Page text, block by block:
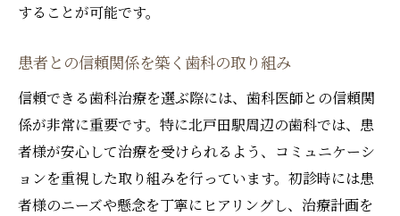
することが可能です。
患者との信頼関係を築く歯科の取り組み
信頼できる歯科治療を選ぶ際には、歯科医師との信頼関
係が非常に重要です。特に北戸田駅周辺の歯科では、患
者様が安心して治療を受けられるよう、コミュニケーシ
ョンを重視した取り組みを行っています。初診時には患
者様のニーズや懸念を丁寧にヒアリングし、治療計画を